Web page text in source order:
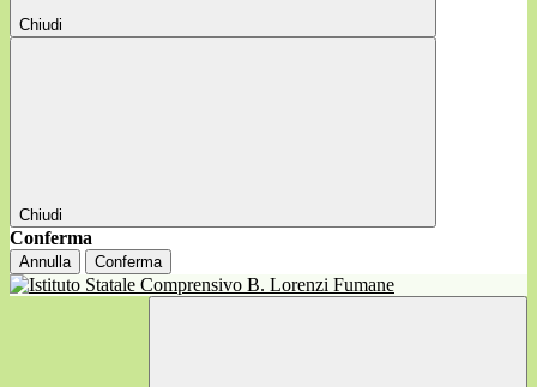
Chiudi
Chiudi
Conferma
Annulla Conferma